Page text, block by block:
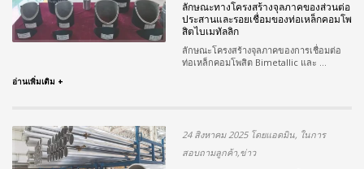
ลักษณะทางโครงสร้างจุลภาคของส่วนต่อ
ประสานและรอยเชื่อมของท่อเหล็กคอมโพ
สิตไบเมทัลลิก
ลักษณะโครงสร้างจุลภาคของการเชื่อมต่อ
ท่อเหล็กคอมโพสิต Bimetallic และ ...
อ่านเพิ่มเติม +
24 สิงหาคม 2025 โดยแอดมิน, ในการ
สอบถามลูกค้า,ข่าว